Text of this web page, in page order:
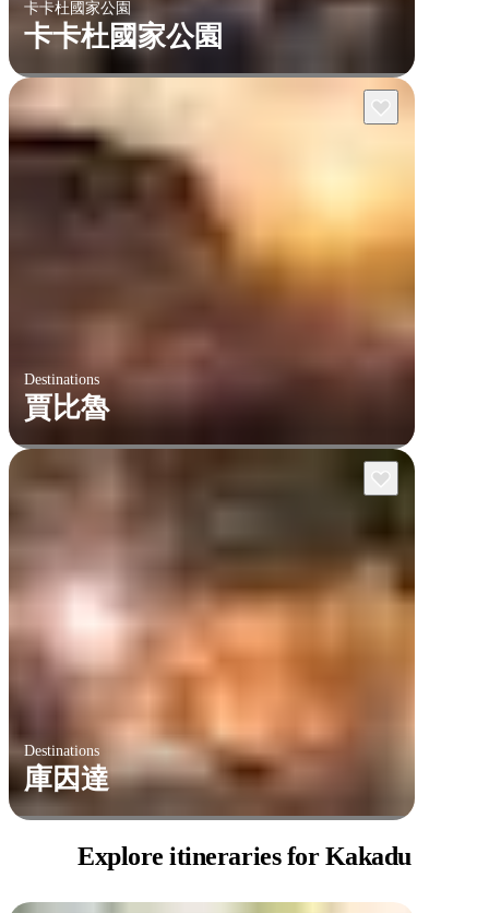
卡卡杜國家公園
卡卡杜國家公園
Destinations
賈比魯
Destinations
庫因達
Explore itinerariesfor Kakadu